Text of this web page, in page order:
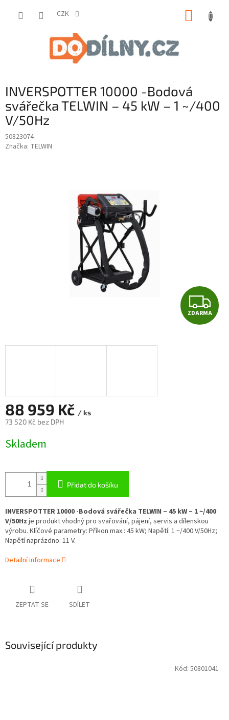
CZK
INVERSPOTTER 10000 -Bodová
svářečka TELWIN – 45 kW – 1 ~/400
V/50Hz
50823074
Značka: TELWIN
Z
D
ZDARMA
88 959 Kč / ks
73 520 Kč bez DPH
cena:
Skladem
Přidat do košíku
INVERSPOTTER 10000 -Bodová svářečka TELWIN – 45 kW – 1 ~/400
V/50Hz je produkt vhodný pro svařování, pájení, servis a dílenskou
výrobu. Klíčové parametry: Příkon max.: 45 kW; Napětí: 1 ~/400 V/50Hz;
Napětí naprázdno: 11 V.
Detailní informace
ZEPTAT SE SDÍLET
Související produkty
Kód: 50801041